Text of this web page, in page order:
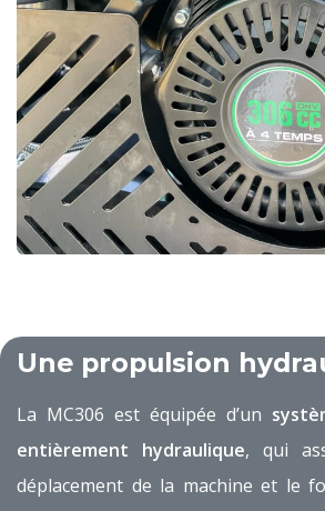
Une propulsion
La MC306 est équipée d’un
entièrement hydraulique, qui
déplacement de la machine et le